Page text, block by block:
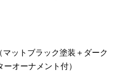
マットブラック塗装＋ダーク
オーナメント付）